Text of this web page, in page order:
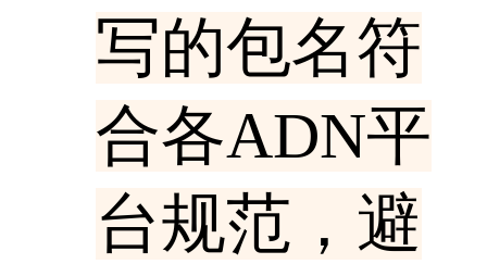
写的包名符
合各ADN平
台规范，避